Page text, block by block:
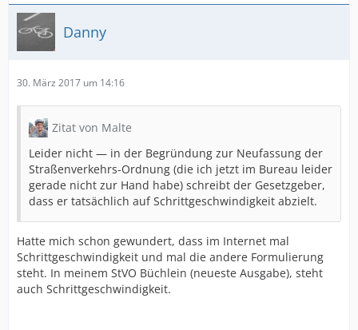
Danny
30. März 2017 um 14:16
Zitat von Malte
Leider nicht — in der Begründung zur Neufassung der
Straßenverkehrs-Ordnung (die ich jetzt im Bureau leider
gerade nicht zur Hand habe) schreibt der Gesetzgeber,
dass er tatsächlich auf Schrittgeschwindigkeit abzielt.
Hatte mich schon gewundert, dass im Internet mal
Schrittgeschwindigkeit und mal die andere Formulierung
steht. In meinem StVO Büchlein (neueste Ausgabe), steht
auch Schrittgeschwindigkeit.